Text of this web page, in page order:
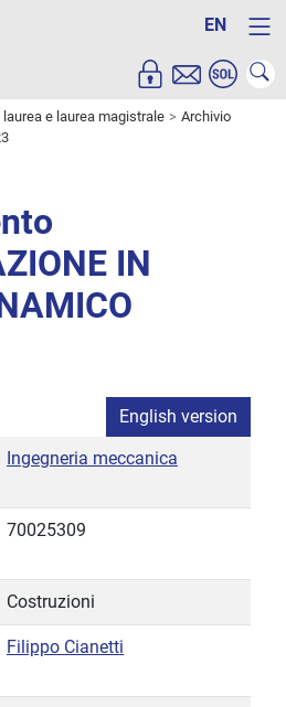
EN
laurea e laurea magistrale
Archivio
IN
English version
Ingegneria meccanica
70025309
Costruzioni
Filippo Cianetti